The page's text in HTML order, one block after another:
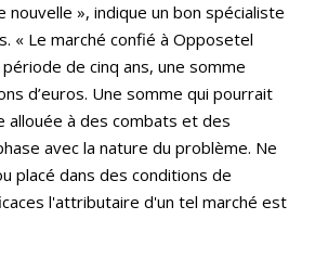
nouvelle », indique un bon spécialiste
« Le marché confié à Opposetel
de cinq ans, une somme
d’euros. Une somme qui pourrait
allouée à des combats et des
avec la nature du problème. Ne
placé dans des conditions de
l'attributaire d'un tel marché est